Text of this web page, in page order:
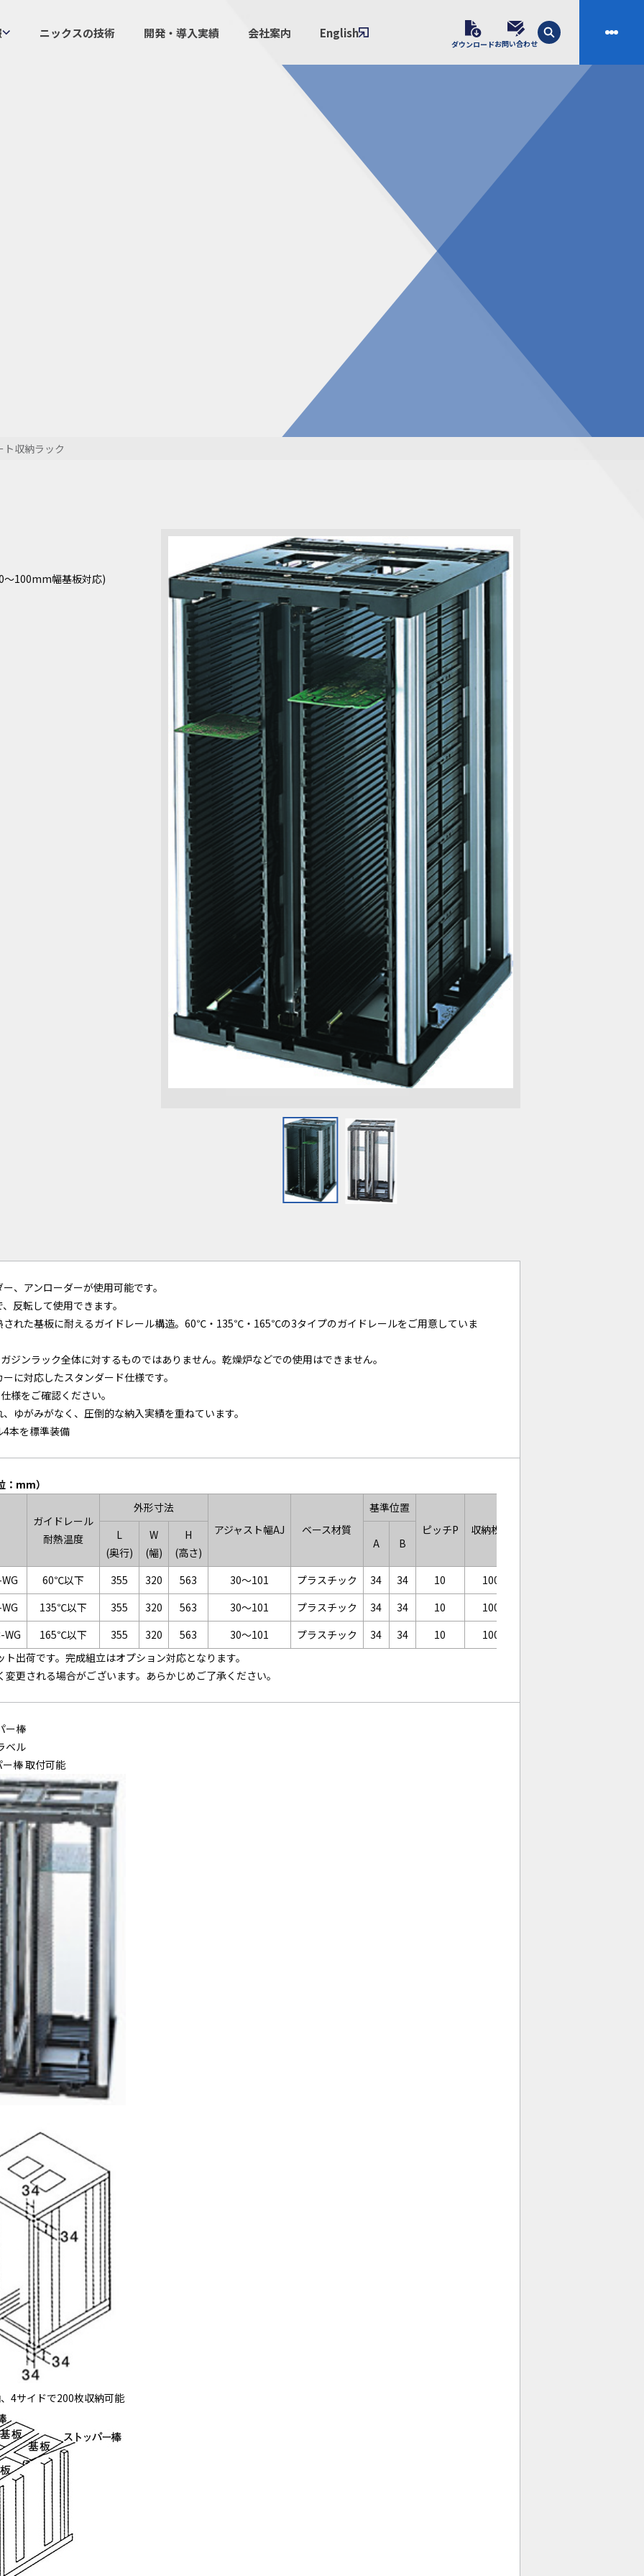
ニックスの技術 開発・導入実績 会社案内 English
ダウンロードお問い合わせ
ニックスの技術
設計・素材開発
ニックスの課題解決プロセス
業界／課題別ソリューション
オリジナル樹脂材料NIXAM
IRポリシー（免責事項）
IRライブラリ／株主総会
株主・投資家の皆様へ
お問い合わせ
製品について
経験者採用エントリーフォーム
サンプル請求フォーム
見積請求フォーム
総合お問い合わせ
よくあるご質問
ト収納ラック
～100mm幅基板対応)
、アンローダーが使用可能です。
反転して使用できます。
された基板に耐えるガイドレール構造。60℃・135℃・165℃の3タイプのガイドレールをご用意していま
ジンラック全体に対するものではありません。乾燥炉などでの使用はできません。
に対応したスタンダード仕様です。
様をご確認ください。
ゆがみがなく、圧倒的な納入実績を重ねています。
4本を標準装備
：mm）
ガイドレール
耐熱温度
外形寸法
アジャスト幅AJ
ベース材質
基準位置
ピッチP
収納枚数
L
(奥行)
W
(幅)
H
(高さ)
A B
60℃以下 355 320 563 30～101 プラスチック 34 34 10 100
135℃以下 355 320 563 30～101 プラスチック 34 34 10 100
WG
165℃以下 355 320 563 30～101 プラスチック 34 34 10 100
出荷です。完成組立はオプション対応となります。
更される場合がございます。あらかじめご了承ください。
ー棒
ベル
棒 取付可能
4サイドで200枚収納可能